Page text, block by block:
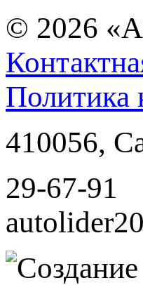
© 2026
Политика
410056,
29-67-91